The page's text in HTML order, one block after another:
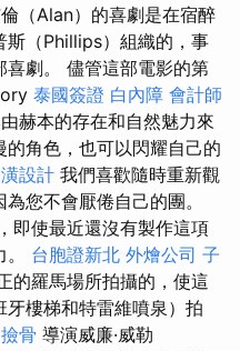
（Alan）的喜劇是在宿醉
斯（Phillips）組織的，事
劇。 儘管這部電影的第
泰國簽證 白內障 會計師
赫本的存在和自然魅力來
角色，也可以閃耀自己的
設計 我們喜歡隨時重新觀
您不會厭倦自己的團。
即使最近還沒有製作這項
台胞證新北 外燴公司 子
的羅馬場所拍攝的，使這
樓梯和特雷維噴泉）拍
撿骨 導演威廉·威勒